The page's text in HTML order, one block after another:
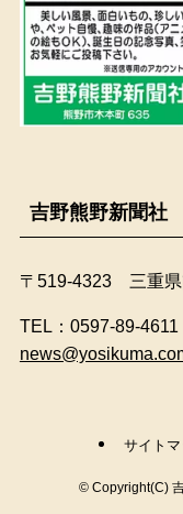
吉野熊野新聞社
〒519-4323 三重県
​TEL：0597-89-
サイト
©Copyright(C)